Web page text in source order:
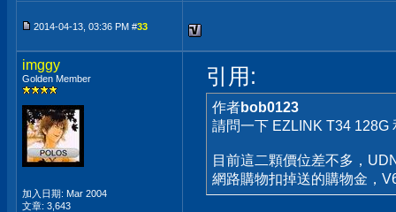
2014-04-13, 03:36 PM #33
imggy
Golden Member
加入日期: Mar 2004
文章: 3,643
引用:
作者bob0123
請問一下 EZLINK T34 128G
目前這二顆價位差不多，
網路購物扣掉送的購物金，